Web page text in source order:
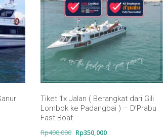
Tiket 1x Jalan ( Berangkat dari Gili
Lombok ke Padangbai ) – D’Prabu
Fast Boat
Rp400,000 Harga
Rp350,000Harga